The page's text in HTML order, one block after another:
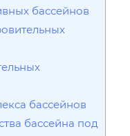
бассейнов
бассейнов
бассейна под